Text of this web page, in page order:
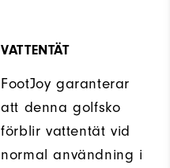
VATTENTÄT
FootJoy garanterar
att denna golfsko
förblir vattentät vid
normal användning i